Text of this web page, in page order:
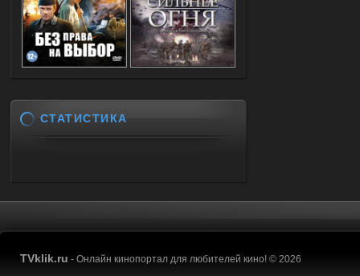
СТАТИСТИКА
TVklik.ru - Онлайн кинопортал для любителей кино! © 2026